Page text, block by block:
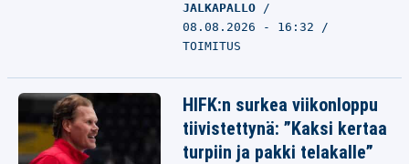
JALKAPALLO
08.08.2026 - 16:32
TOIMITUS
HIFK:n surkea viikonloppu
tiivistettynä: ”Kaksi kertaa
turpiin ja pakki telakalle”